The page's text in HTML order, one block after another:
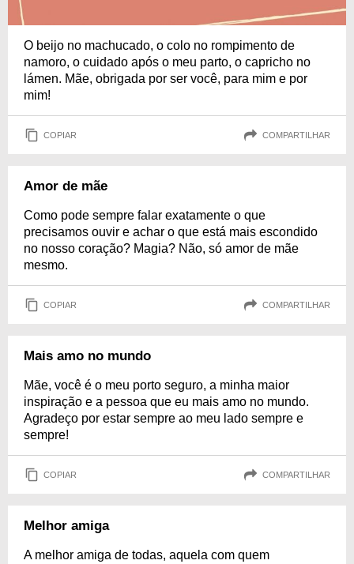
O beijo no machucado, o colo no rompimento de
namoro, o cuidado após o meu parto, o capricho no
lámen. Mãe, obrigada por ser você, para mim e por
mim!
COPIAR COMPARTILHAR
Amor de mãe
Como pode sempre falar exatamente o que
precisamos ouvir e achar o que está mais escondido
no nosso coração? Magia? Não, só amor de mãe
mesmo.
COPIAR COMPARTILHAR
Mais amo no mundo
Mãe, você é o meu porto seguro, a minha maior
inspiração e a pessoa que eu mais amo no mundo.
Agradeço por estar sempre ao meu lado sempre e
sempre!
COPIAR COMPARTILHAR
Melhor amiga
A melhor amiga de todas, aquela com quem